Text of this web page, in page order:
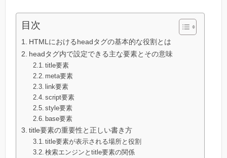
目次
HTMLにおけるheadタグの基本的な役割とは
headタグ内で設定できる主な要素とその意味
title要素
meta要素
link要素
script要素
style要素
base要素
title要素の重要性と正しい書き方
title要素が表示される場所と役割
検索エンジンとtitle要素の関係